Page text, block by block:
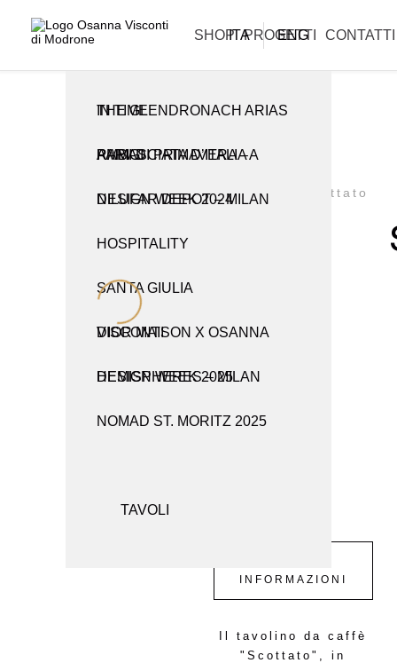
riapriranno lunedì 31 agosto.
ARTIGIANATO E TRADIZIONE
TUTTE LE CREAZIONI
CABINET
CONSOLLE
LAMPADE E APPLIQUE
LIBRERIE
PARAVENTI
POMELLI
SEDUTE
TAVOLI
SHOP
TUTTI I PRODOTTI
CANDELIERI
OBJETS D’ART
PER LA TAVOLA
VASI
PROGETTI
THE GLENDRONACH ARIAS IN TIME
RAMI DI PRIMAVERA – AMBASCIATA D’ITALIA A PARIGI
NILUFAR DEPOT – MILAN DESIGN WEEK 2024
HOSPITALITY
SANTA GIULIA
DIOR MAISON X OSANNA VISCONTI
HEMISPHERES – MILAN DESIGN WEEK 2025
NOMAD ST. MORITZ 2025
CONTATTI
ITA ENG
Tavolini Scottato
INFORMAZIONI
Il tavolino da caffè
"Scottato", in